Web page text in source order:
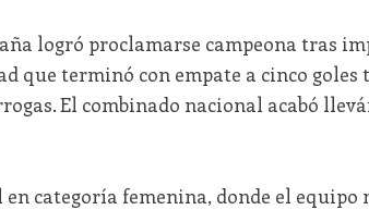
logró proclamarse campeona tras
que terminó con empate a cinco goles
El combinado nacional acabó
categoría femenina, donde el equipo